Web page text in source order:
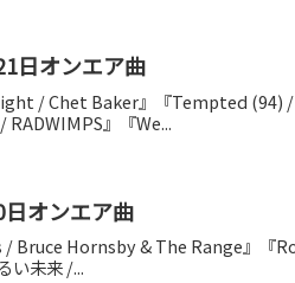
日オンエア曲
/ Chet Baker』『Tempted (94)
RADWIMPS』『We...
オンエア曲
/ Bruce Hornsby & The Range』
い未来 /...